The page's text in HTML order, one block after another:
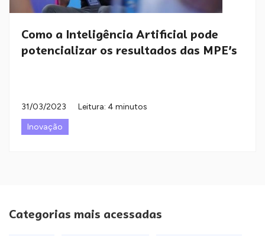
Como a Inteligência Artificial pode
potencializar os resultados das MPE’s
31/03/2023
Leitura: 4 minutos
Inovação
Categorias mais acessadas